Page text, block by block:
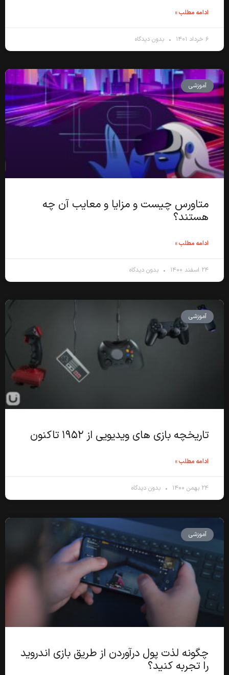
ادامه مطلب »
۶ خرداد ۱۴۰۱ بدون دیدگاه
آموزشی
متاورس چیست و مزایا و معایب آن چه
هستند؟
ادامه مطلب »
۲۴ اسفند ۱۴۰۰ بدون دیدگاه
آموزشی
تاریخچه بازی های ویدیویی از ۱۹۵۲ تاکنون
ادامه مطلب »
۲۴ بهمن ۱۴۰۰ بدون دیدگاه
آموزشی
چگونه لذت پول درآوردن از طریق بازی اندروید
را تجربه کنید؟